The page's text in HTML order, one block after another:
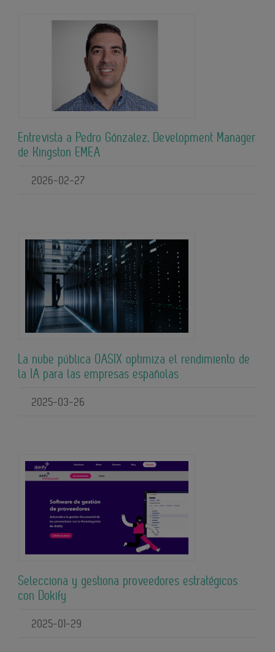
Entrevista a Pedro Gónzalez, Development Manager
de Kingston EMEA
2026-02-27
La nube pública OASIX optimiza el rendimiento de
la IA para las empresas españolas
2025-03-26
Selecciona y gestiona proveedores estratégicos
con Dokify
2025-01-29